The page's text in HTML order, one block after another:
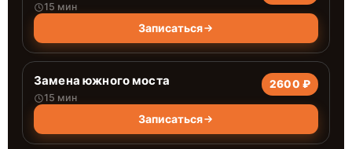
15 мин
Записаться
Замена южного моста
15 мин
2600 ₽
Записаться